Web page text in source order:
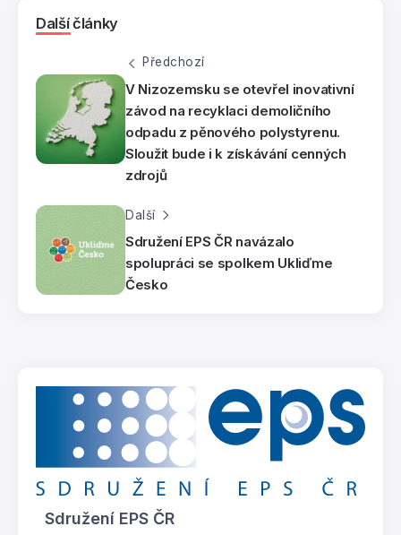
Další články
Předchozí
V Nizozemsku se otevřel inovativní
závod na recyklaci demoličního
odpadu z pěnového polystyrenu.
Sloužit bude i k získávání cenných
zdrojů
Další
Sdružení EPS ČR navázalo
spolupráci se spolkem Ukliďme
Česko
Sdružení EPS ČR